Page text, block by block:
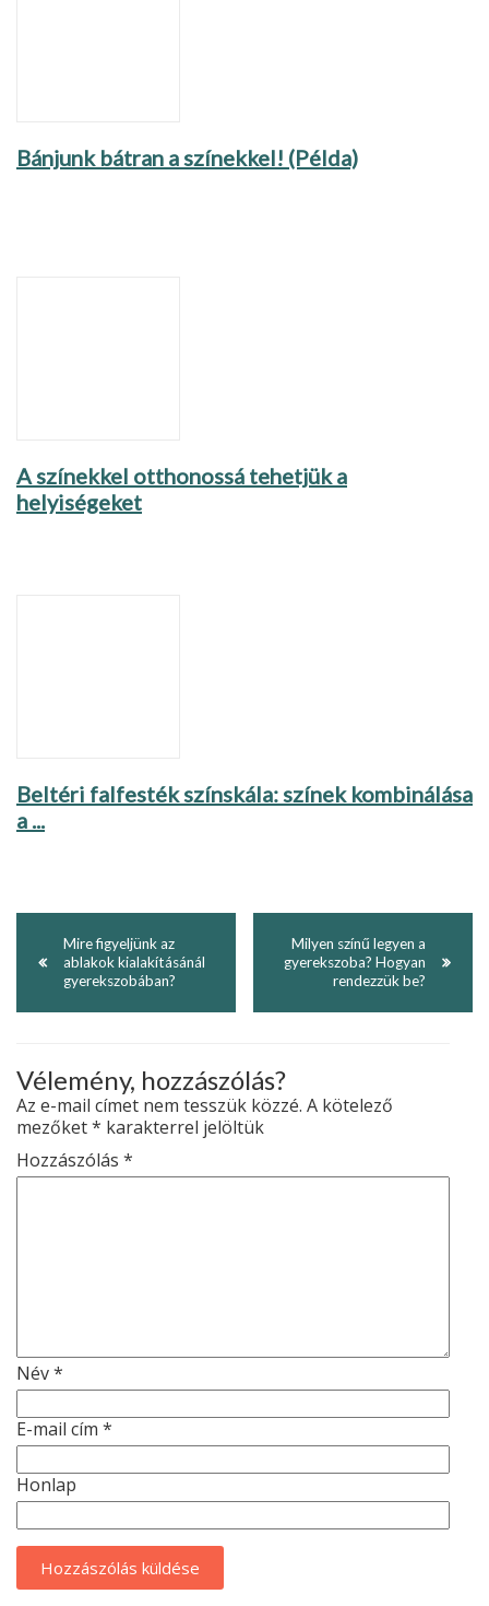
Bánjunk bátran a színekkel! (Példa)
A színekkel otthonossá tehetjük a
helyiségeket
Beltéri falfesték színskála: színek kombinálása
a ...
Mire figyeljünk az
ablakok kialakításánál
gyerekszobában?
Milyen színű legyen a
gyerekszoba? Hogyan
rendezzük be?
Vélemény, hozzászólás?
Az e-mail címet nem tesszük közzé. A kötelező
mezőket* karakterrel jelöltük
Hozzászólás *
Név*
E-mail cím *
Honlap